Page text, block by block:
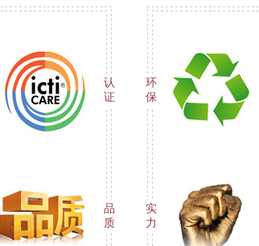
认
证
环
保
品
质
实
力